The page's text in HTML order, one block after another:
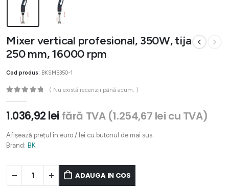
Mixer vertical profesional, 350W, tija
250 mm, 16000 rpm
Cod produs: BKSMB350-1
( Nu există recenzii până acum. )
1.036,92 lei fără TVA (1.254,67 lei cu TVA)
Afișează prețul în euro / lei cu butonul de mai sus
Brand: BK
ADAUGA IN COS